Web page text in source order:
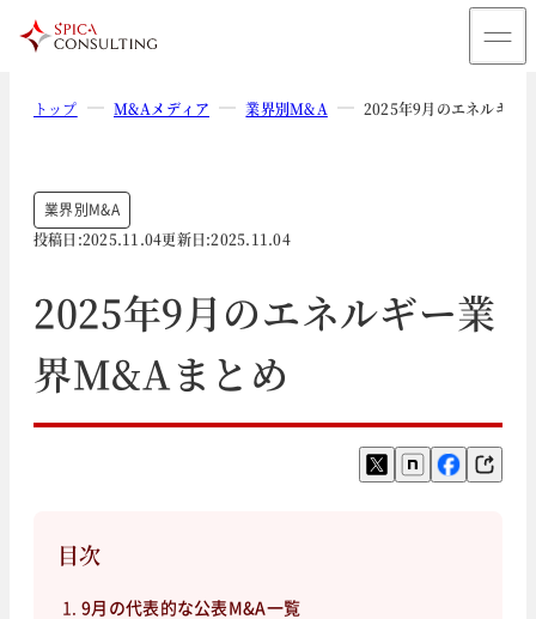
トップ M&Aメディア 業界別M&A 2025年9月のエネルギー
業界別M&A
投稿日:2025.11.04更新日:2025.11.04
2025年9月のエネルギー業
界M&Aまとめ
目次
9月の代表的な公表M&A一覧